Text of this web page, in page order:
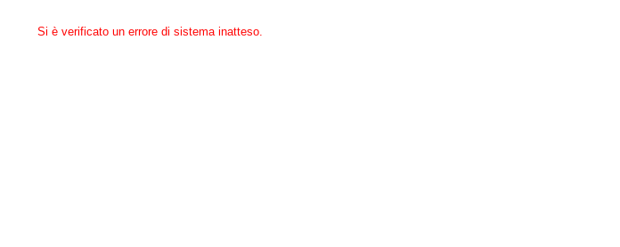
Si è verificato un errore di sistema inatteso.